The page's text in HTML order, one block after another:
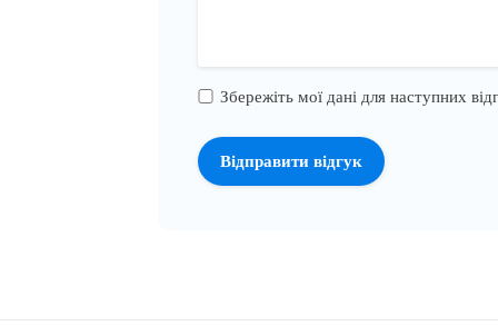
Збережіть мої дані для наступних